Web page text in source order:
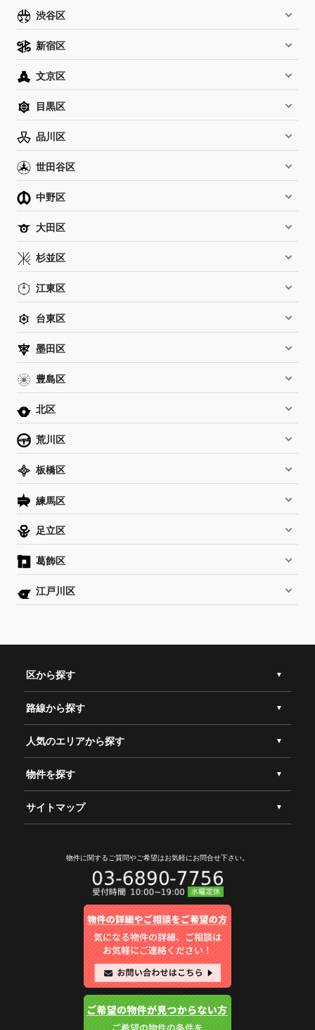
渋谷区
新宿区
文京区
目黒区
品川区
世田谷区
中野区
大田区
杉並区
江東区
台東区
墨田区
豊島区
北区
荒川区
板橋区
練馬区
足立区
葛飾区
江戸川区
区から探す
路線から探す
人気のエリアから探す
物件を探す
サイトマップ
物件に関するご質問やご希望はお気軽にお問合せ下さい。